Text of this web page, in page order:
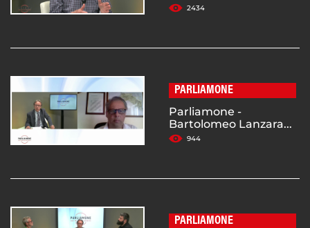
2434
PARLIAMONE
Parliamone -
Bartolomeo Lanzara...
944
PARLIAMONE